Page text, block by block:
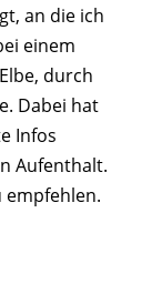
an die ich
einem
durch
Dabei hat
Infos
Aufenthalt.
empfehlen.